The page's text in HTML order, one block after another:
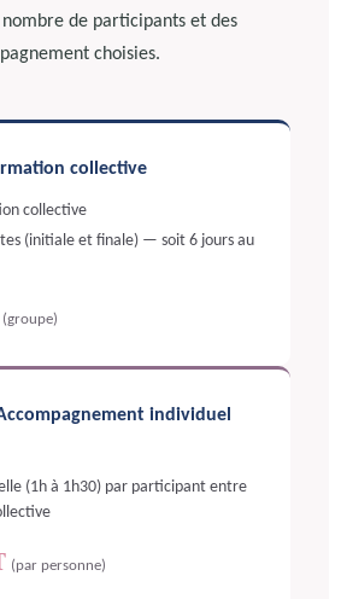
nombre de participants et des
choisies.
collective
collective
(initiale et finale) — soit 6 jours au
(groupe)
individuel
(1h à 1h30) par participant entre
(par personne)